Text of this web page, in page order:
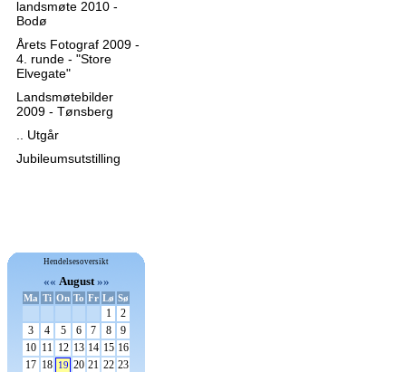
landsmøte 2010 -
Bodø
Årets Fotograf 2009 -
4. runde - "Store
Elvegate"
Landsmøtebilder
2009 - Tønsberg
.. Utgår
Jubileumsutstilling
Hendelsesoversikt
«« August»»
Ma Ti On To Fr Lø Sø
1
2
3
4 5 6 7 8
9
10 11 12 13 14 15 16
17 18 19 20 21 22 23